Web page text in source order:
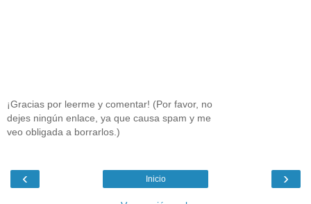
¡Gracias por leerme y comentar! (Por favor, no
dejes ningún enlace, ya que causa spam y me
veo obligada a borrarlos.)
‹ ›
Inicio